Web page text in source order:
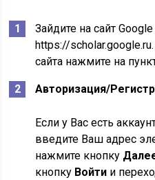
Зайдите на сайт
https://
сайта нажмите на
Авторизация/
Если у Вас есть
введите Ваш адрес
нажмите кнопку
кнопку Войти и